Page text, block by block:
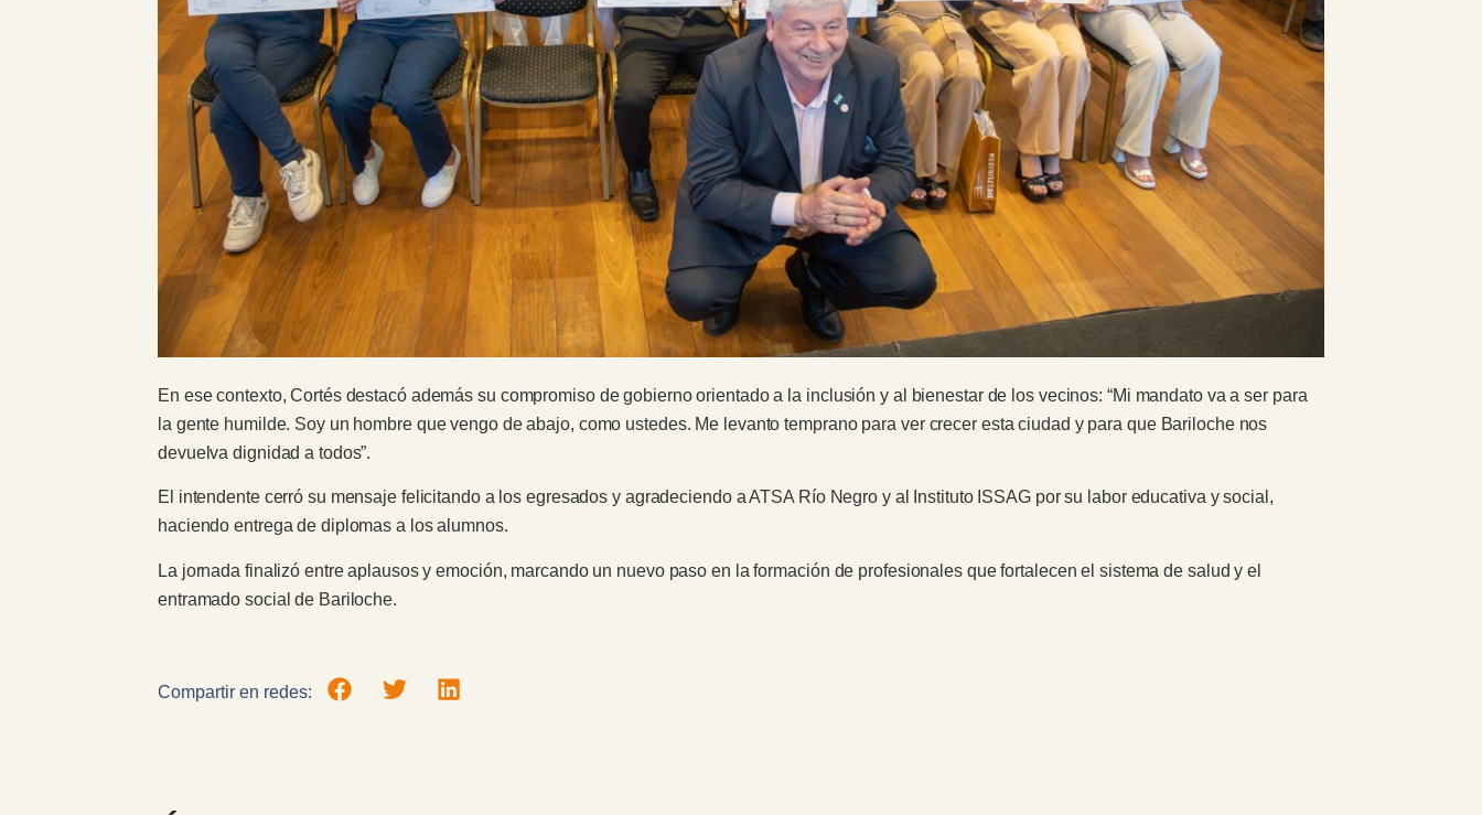
En ese contexto, Cortés destacó además su compromiso de gobierno orientado a la inclusión y al bienestar de los vecinos: “Mi mandato va a ser para
la gente humilde. Soy un hombre que vengo de abajo, como ustedes. Me levanto temprano para ver crecer esta ciudad y para que Bariloche nos
devuelva dignidad a todos”.
El intendente cerró su mensaje felicitando a los egresados y agradeciendo a ATSA Río Negro y al Instituto ISSAG por su labor educativa y social,
haciendo entrega de diplomas a los alumnos.
La jornada finalizó entre aplausos y emoción, marcando un nuevo paso en la formación de profesionales que fortalecen el sistema de salud y el
entramado social de Bariloche.
Compartir en redes: